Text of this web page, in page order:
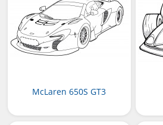
McLaren 650S GT3